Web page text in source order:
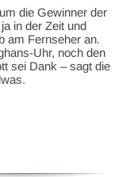
die Gewinner der
in der Zeit und
am Fernseher an.
Uhr, noch den
sei Dank – sagt die